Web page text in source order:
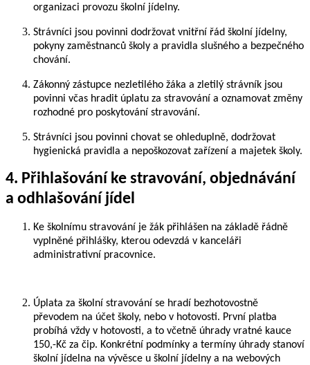
organizaci provozu školní jídelny.
Strávníci jsou povinni dodržovat vnitřní řád školní jídelny,
pokyny zaměstnanců školy a pravidla slušného a bezpečného
chování.
Zákonný zástupce nezletilého žáka a zletilý strávník jsou
povinni včas hradit úplatu za stravování a oznamovat změny
rozhodné pro poskytování stravování.
Strávníci jsou povinni chovat se ohleduplně, dodržovat
hygienická pravidla a nepoškozovat zařízení a majetek školy.
4. Přihlašování ke stravování, objednávání
a odhlašování jídel
Ke školnímu stravování je žák přihlášen na základě řádně
vyplněné přihlášky, kterou odevzdá v kanceláři
administrativní pracovnice.
Úplata za školní stravování se hradí bezhotovostně
převodem na účet školy, nebo v hotovosti. První platba
probíhá vždy v hotovosti, a to včetně úhrady vratné kauce
150,-Kč za čip. Konkrétní podmínky a termíny úhrady stanoví
školní jídelna na vývěsce u školní jídelny a na webových